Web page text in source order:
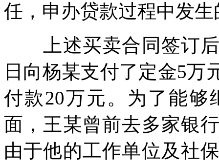
任，申办贷款过程中发
上述买卖合同签订后
日向杨某支付了定金5万
付款20万元。为了能够
面，王某曾前去多家银
由于他的工作单位及社